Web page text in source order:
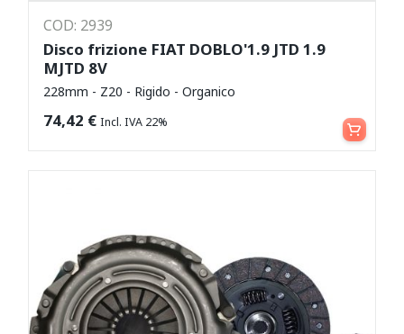
COD: 2939
Disco frizione FIAT DOBLO'1.9 JTD 1.9
MJTD 8V
228mm - Z20 - Rigido - Organico
74,42 € Incl. IVA 22% Aggiungi al carrello